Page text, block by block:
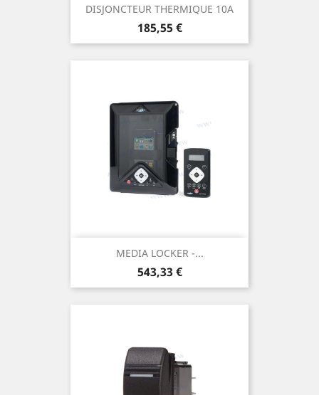
DISJONCTEUR THERMIQUE 10A
Prix
185,55 €
MEDIA LOCKER -...
Prix
543,33 €